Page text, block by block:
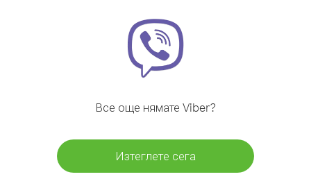
Все още нямате Viber?
Изтеглете сега